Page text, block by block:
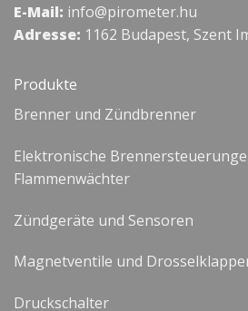
E-Mail: info@pirometer.hu
Adresse: 1162 Budapest, Szent
Produkte
Brenner und Zündbrenner
Elektronische
Flammenwächter
Zündgeräte und Sensoren
Magnetventile und
Druckschalter